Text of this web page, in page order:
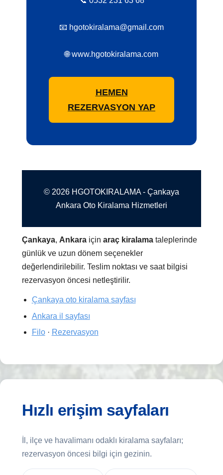
📧 hgotokiralama@gmail.com
🌐 www.hgotokiralama.com
HEMEN
REZERVASYON YAP
© 2026 HGOTOKIRALAMA - Çankaya
Ankara Oto Kiralama Hizmetleri
Çankaya, Ankara içinaraç kiralama taleplerinde
günlük ve uzun dönem seçenekler
değerlendirilebilir. Teslim noktası ve saat bilgisi
rezervasyon öncesi netleştirilir.
Çankaya oto kiralama sayfası
Ankara il sayfası
Filo· Rezervasyon
Hızlı erişim sayfaları
İl, ilçe ve havalimanı odaklı kiralama sayfaları;
rezervasyon öncesi bilgi için gezinin.